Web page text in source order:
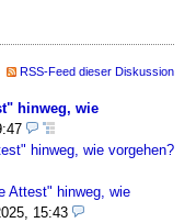
RSS-Feed dieser Diskussion
hinweg, wie
hinweg, wie vorgehen?
Attest" hinweg, wie
15:43